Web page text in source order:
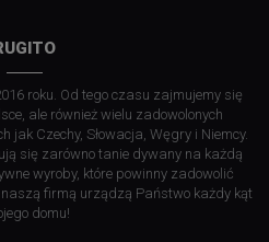
roku. Od tego czasu zajmujemy się
ale również wielu zadowolonych
Czechy, Słowacja, Węgry i Niemcy.
się zarówno tanie dywany na każdą
wyroby, które powinny zadowolić
firmą urządzą Państwo każdy kąt
domu!